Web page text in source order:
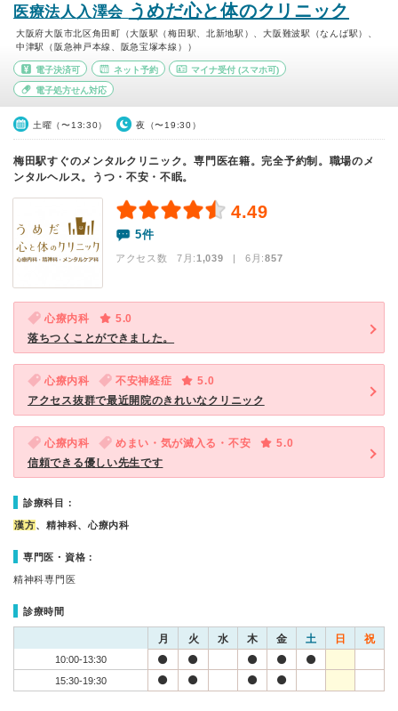
医療法人入澤会 うめだ心と体のクリニック
大阪府大阪市北区角田町（大阪駅（梅田駅、北新地駅）、大阪難波駅（なんば駅）、
中津駅（阪急神戸本線、阪急宝塚本線））
電子決済可 ネット予約 マイナ受付 (スマホ可)
電子処方せん対応
土曜（〜13:30） 夜（〜19:30）
梅田駅すぐのメンタルクリニック。専門医在籍。完全予約制。職場のメ
ンタルヘルス。うつ・不安・不眠。
4.49
5件
アクセス数 7月:1,039 | 6月:857
心療内科
5.0
落ちつくことができました。
心療内科 不安神経症
5.0
アクセス抜群で最近開院のきれいなクリニック
心療内科 めまい・気が滅入る・不安
5.0
信頼できる優しい先生です
診療科目：
漢方、精神科、心療内科
専門医・資格：
精神科専門医
診療時間
月 火 水 木 金 土 日 祝
10:00-13:30
15:30-19:30